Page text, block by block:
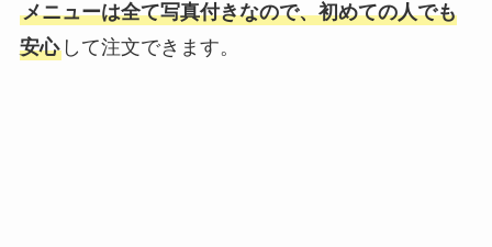
メニューは全て写真付きなので、初めての人でも
安心して注文できます。